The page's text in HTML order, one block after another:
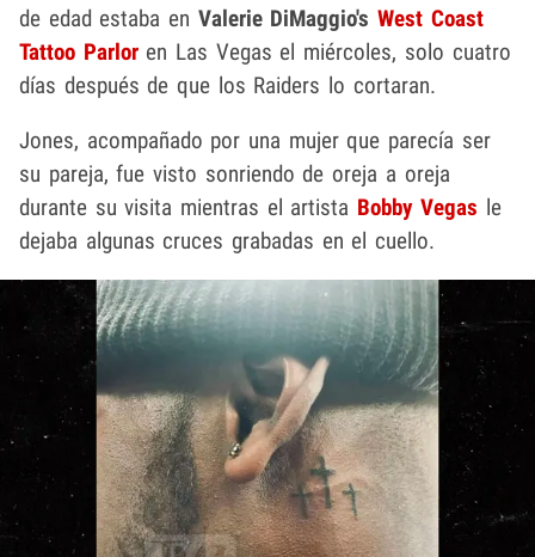
de edad estaba en Valerie DiMaggio's West Coast
Tattoo Parloren Las Vegas el miércoles, solo cuatro
días después de que los Raiders lo cortaran.
Jones, acompañado por una mujer que parecía ser
su pareja, fue visto sonriendo de oreja a oreja
durante su visita mientras el artista Bobby Vegas le
dejaba algunas cruces grabadas en el cuello.